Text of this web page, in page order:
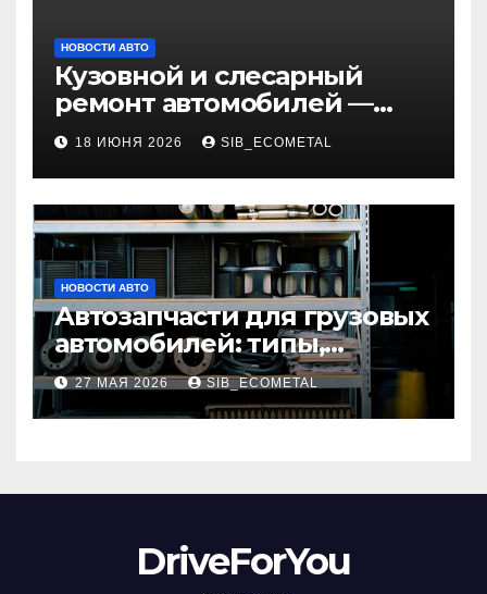
НОВОСТИ АВТО
Кузовной и слесарный
ремонт автомобилей —
наличие оригинальных
запчастей и типичные
сроки выполнения работ
18 ИЮНЯ 2026 SIB_ECOMETAL
НОВОСТИ АВТО
Автозапчасти для грузовых
автомобилей: типы,
совместимость и критерии
подбора
27 МАЯ 2026 SIB_ECOMETAL
DriveForYou